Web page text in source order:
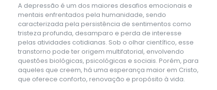
A depressão é um dos maiores desafios emocionais e
mentais enfrentados pela humanidade, sendo
caracterizada pela persistência de sentimentos como
tristeza profunda, desamparo e perda de interesse
pelas atividades cotidianas. Sob o olhar científico, esse
transtorno pode ter origem multifatorial, envolvendo
questões biológicas, psicológicas e sociais. Porém, para
aqueles que creem, há uma esperança maior em Cristo,
que oferece conforto, renovação e propósito à vida.